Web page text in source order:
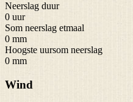
Neerslag duur
0 uur
Som neerslag etmaal
0 mm
Hoogste uursom neerslag
0 mm
Wind